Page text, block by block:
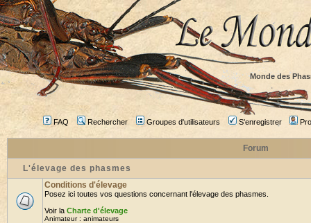
Monde des
FAQ Rechercher Groupes d'utilisateurs S'enregistrer
Forum
L'élevage des phasmes
Conditions d'élevage
Posez ici toutes vos questions concernant l'élevage des phasmes.
Voir la Charte d'élevage
Animateur : animateurs